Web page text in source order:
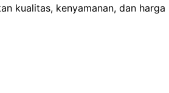
kualitas, kenyamanan, dan harga